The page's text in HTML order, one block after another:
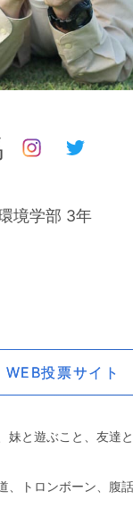
境学部 3年
WEB投票サイト
妹と遊ぶこと、友達
、トロンボーン、腹